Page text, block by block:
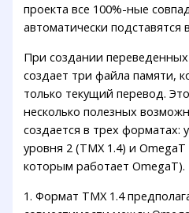
проекта все 100%-ные
автоматически подставятся
При создании
создает три файла памяти,
только текущий перевод.
несколько полезных
создается в трех форматах:
уровня 2 (TMX 1.4) и
которым работает OmegaT).
1. Формат TMX 1.4